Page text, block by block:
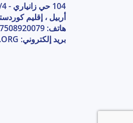
104 حي زانياري - 26/4
أربيل ، إقليم
هاتف: 009647508920079
بريد إلكتروني: